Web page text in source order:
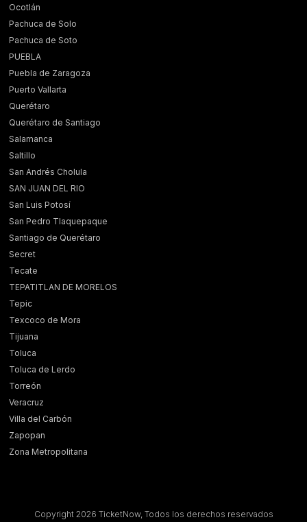
Ocotlán
Pachuca de Solo
Pachuca de Soto
PUEBLA
Puebla de Zaragoza
Puerto Vallarta
Querétaro
Querétaro de Santiago
Salamanca
Saltillo
San Andrés Cholula
SAN JUAN DEL RIO
San Luis Potosí
San Pedro Tlaquepaque
Santiago de Querétaro
Secret
Tecate
TEPATITLAN DE MORELOS
Tepic
Texcoco de Mora
Tijuana
Toluca
Toluca de Lerdo
Torreón
Veracruz
Villa del Carbón
Zapopan
Zona Metropolitana
Copyright 2026 TicketNow, Todos los derechos reservados